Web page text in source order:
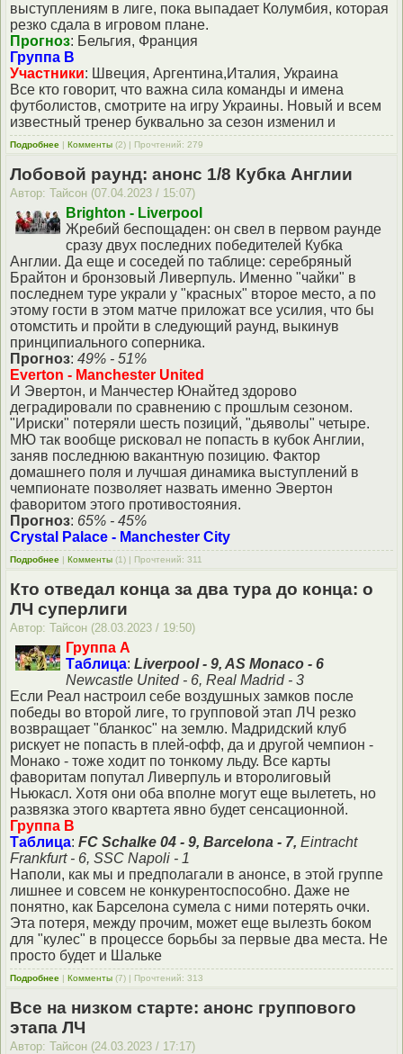
выступлениям в лиге, пока выпадает Колумбия, которая
резко сдала в игровом плане.
Прогноз: Бельгия, Франция
Группа В
Участники: Швеция, Аргентина,Италия, Украина
Все кто говорит, что важна сила команды и имена
футболистов, смотрите на игру Украины. Новый и всем
известный тренер буквально за сезон изменил и
Подробнее | Комменты (2) | Прочтений: 279
Лобовой раунд: анонс 1/8 Кубка Англии
Автор: Тайсон (07.04.2023 / 15:07)
Brighton - Liverpool
Жребий беспощаден: он свел в первом раунде
сразу двух последних победителей Кубка
Англии. Да еще и соседей по таблице: серебряный
Брайтон и бронзовый Ливерпуль. Именно "чайки" в
последнем туре украли у "красных" второе место, а по
этому гости в этом матче приложат все усилия, что бы
отомстить и пройти в следующий раунд, выкинув
принципиального соперника.
Прогноз: 49% - 51%
Everton - Manchester United
И Эвертон, и Манчестер Юнайтед здорово
деградировали по сравнению с прошлым сезоном.
"Ириски" потеряли шесть позиций, "дьяволы" четыре.
МЮ так вообще рисковал не попасть в кубок Англии,
заняв последнюю вакантную позицию. Фактор
домашнего поля и лучшая динамика выступлений в
чемпионате позволяет назвать именно Эвертон
фаворитом этого противостояния.
Прогноз: 65% - 45%
Crystal Palace - Manchester City
Подробнее | Комменты (1) | Прочтений: 311
Кто отведал конца за два тура до конца: о
ЛЧ суперлиги
Автор: Тайсон (28.03.2023 / 19:50)
Группа A
Таблица: Liverpool - 9, AS Monaco - 6
Newcastle United - 6, Real Madrid - 3
Если Реал настроил себе воздушных замков после
победы во второй лиге, то групповой этап ЛЧ резко
возвращает "бланкос" на землю. Мадридский клуб
рискует не попасть в плей-офф, да и другой чемпион -
Монако - тоже ходит по тонкому льду. Все карты
фаворитам попутал Ливерпуль и второлиговый
Ньюкасл. Хотя они оба вполне могут еще вылететь, но
развязка этого квартета явно будет сенсационной.
Группа В
Таблица: FC Schalke 04 - 9, Barcelona - 7, Eintracht
Frankfurt - 6, SSC Napoli - 1
Наполи, как мы и предполагали в анонсе, в этой группе
лишнее и совсем не конкурентоспособно. Даже не
понятно, как Барселона сумела с ними потерять очки.
Эта потеря, между прочим, может еще вылезть боком
для "кулес" в процессе борьбы за первые два места. Не
просто будет и Шальке
Подробнее | Комменты (7) | Прочтений: 313
Все на низком старте: анонс группового
этапа ЛЧ
Автор: Тайсон (24.03.2023 / 17:17)